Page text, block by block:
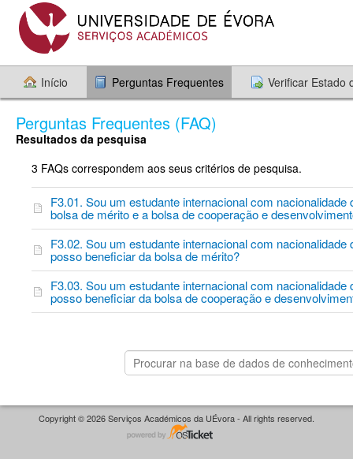
Início Perguntas Frequentes Verificar Estado
Perguntas Frequentes (FAQ)
Resultados da pesquisa
3 FAQs correspondem aos seus critérios de pesquisa.
F3.01. Sou um estudante internacional com
bolsa de mérito e a bolsa de cooperação e
F3.02. Sou um estudante internacional com
posso beneficiar da bolsa de mérito?
F3.03. Sou um estudante internacional com
posso beneficiar da bolsa de cooperação e
Copyright © 2026 Serviços Académicos da UÉvora - All rights reserved.